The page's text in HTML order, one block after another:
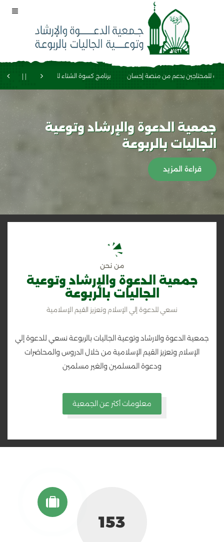
بدعم من منصة إحسان برنامج كسوة الشتاء للجاليات برنامج الجاليات
جمعية الدعوة والإرشاد وتوعية
الجاليات بالربوعة
قراءة المزيد
من نحن
جمعية الدعوة والإرشاد وتوعية
الجاليات بالربوعة
نسعي للدعوة إلي الإسلام وتعزيز القيم الإسلامية
جمعية الدعوة والارشاد وتوعية الجاليات بالربوعة نسعي للدعوة إلي
الإسلام وتعزيز القيم الإسلامية من خلال الدروس والمحاضرات
ودعوة المسلمين والغير مسلمين
معلومات أكثر عن الجمعية
199